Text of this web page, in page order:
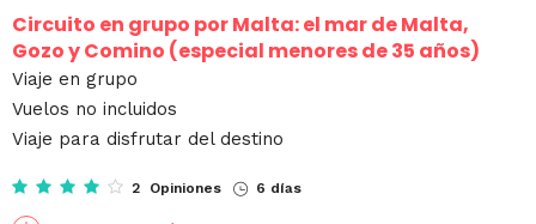
Circuito en grupo por Malta: el mar de Malta,
Gozo y Comino (especial menores de 35 años)
Viaje en grupo
Vuelos no incluidos
Viaje para disfrutar del destino
2 Opiniones 6 días